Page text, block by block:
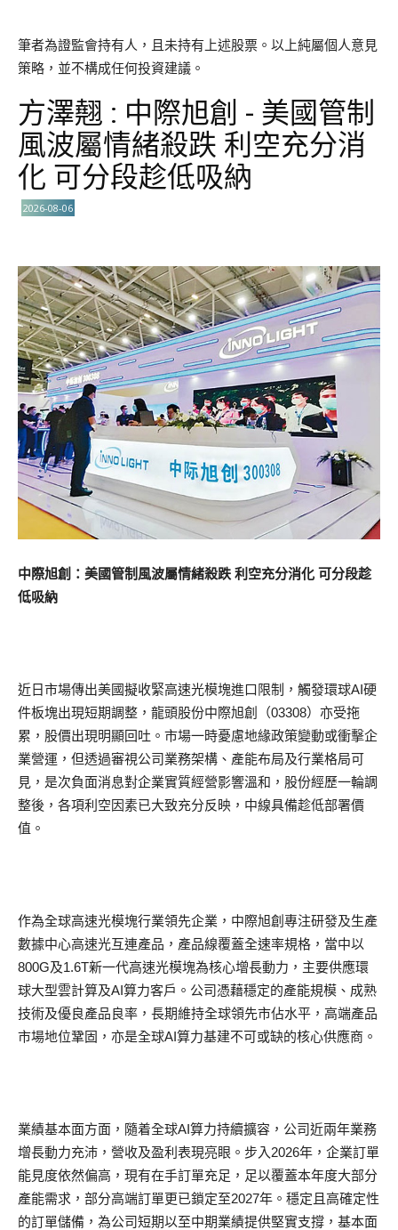
筆者為證監會持有人，且未持有上述股票。以上純屬個人意見
策略，並不構成任何投資建議。
方澤翹 : 中際旭創 - 美國管制
風波屬情緒殺跌 利空充分消
化 可分段趁低吸納
2026-08-06
中際旭創：美國管制風波屬情緒殺跌 利空充分消化 可分段趁
低吸納
近日市場傳出美國擬收緊高速光模塊進口限制，觸發環球AI硬
件板塊出現短期調整，龍頭股份中際旭創（03308）亦受拖
累，股價出現明顯回吐。市場一時憂慮地緣政策變動或衝擊企
業營運，但透過審視公司業務架構、產能布局及行業格局可
見，是次負面消息對企業實質經營影響溫和，股份經歷一輪調
整後，各項利空因素已大致充分反映，中線具備趁低部署價
值。
作為全球高速光模塊行業領先企業，中際旭創專注研發及生產
數據中心高速光互連產品，產品線覆蓋全速率規格，當中以
800G及1.6T新一代高速光模塊為核心增長動力，主要供應環
球大型雲計算及AI算力客戶。公司憑藉穩定的產能規模、成熟
技術及優良產品良率，長期維持全球領先市佔水平，高端產品
市場地位鞏固，亦是全球AI算力基建不可或缺的核心供應商。
業績基本面方面，隨着全球AI算力持續擴容，公司近兩年業務
增長動力充沛，營收及盈利表現亮眼。步入2026年，企業訂單
能見度依然偏高，現有在手訂單充足，足以覆蓋本年度大部分
產能需求，部分高端訂單更已鎖定至2027年。穩定且高確定性
的訂單儲備，為公司短期以至中期業績提供堅實支撐，基本面